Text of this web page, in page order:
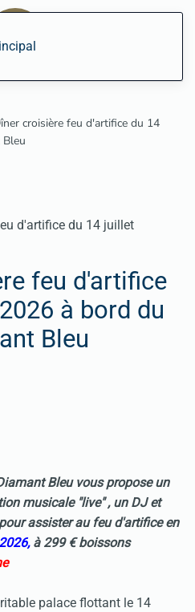
croisière feu d'artifice du 14
feu d'artifice
à bord du
Bleu
Bleu vous propose un
musicale "live" , un DJ et
assister au feu d'artifice en
, à 299 € boissons
palace flottant le 14